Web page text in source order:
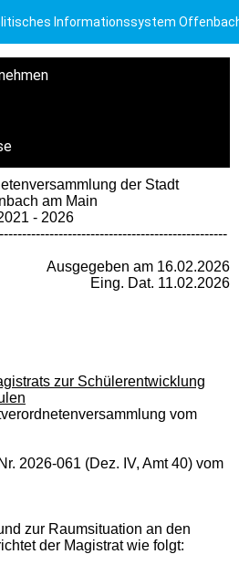
Informationssystem
der Stadt
am Main
- 2026
Ausgegeben am 16.02.2026
Eing. Dat. 11.02.2026
zur Schülerentwicklung
vom
2026-061 (Dez. IV, Amt 40) vom
zur Raumsituation an den
der Magistrat wie folgt: